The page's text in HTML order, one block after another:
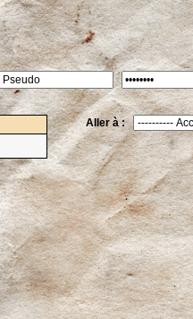
Aller à :